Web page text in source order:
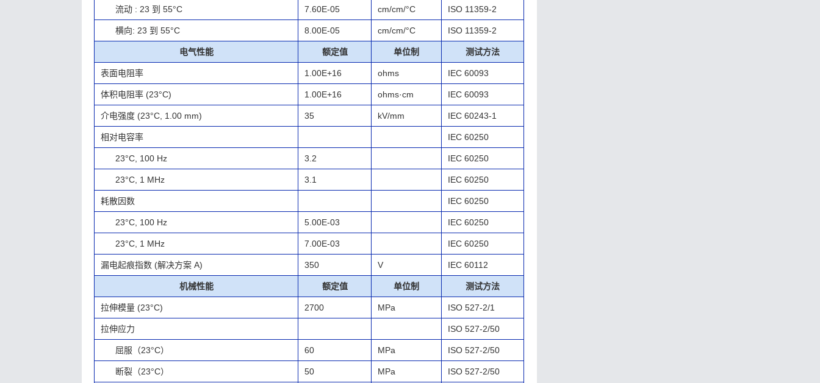
流动 : 23 到 55°C 7.60E-05 cm/cm/°C ISO 11359-2
横向: 23 到 55°C 8.00E-05 cm/cm/°C ISO 11359-2
电气性能 额定值 单位制 测试方法
表面电阻率 1.00E+16 ohms IEC 60093
体积电阻率 (23°C) 1.00E+16 ohms·cm IEC 60093
介电强度 (23°C, 1.00 mm) 35 kV/mm IEC 60243-1
相对电容率 IEC 60250
23°C, 100 Hz 3.2 IEC 60250
23°C, 1 MHz 3.1 IEC 60250
耗散因数 IEC 60250
23°C, 100 Hz 5.00E-03 IEC 60250
23°C, 1 MHz 7.00E-03 IEC 60250
漏电起痕指数 (解决方案 A) 350 V IEC 60112
机械性能 额定值 单位制 测试方法
拉伸模量 (23°C) 2700 MPa ISO 527-2/1
拉伸应力 ISO 527-2/50
屈服（23°C） 60 MPa ISO 527-2/50
断裂（23°C） 50 MPa ISO 527-2/50